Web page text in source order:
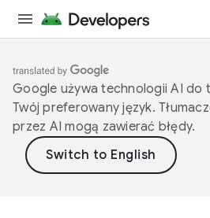
Google używa technologii AI do
Twój preferowany język.
przez AI mogą zawierać błędy.